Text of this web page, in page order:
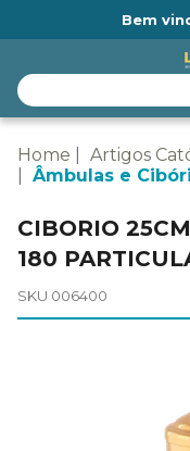
Bem
Home Artigos
Âmbulas e
CIBORIO
180
SKU 006400